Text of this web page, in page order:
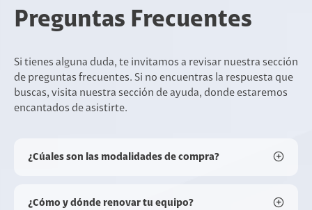
Preguntas Frecuentes
Si tienes alguna duda, te invitamos a revisar nuestra sección
de preguntas frecuentes. Si no encuentras la respuesta que
buscas, visita nuestra sección de ayuda, donde estaremos
encantados de asistirte.
¿Cúales son las modalidades de compra?
¿Cómo y dónde renovar tu equipo?